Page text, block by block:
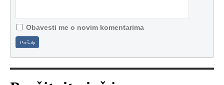
Obavesti me o novim komentarima
Pošalji